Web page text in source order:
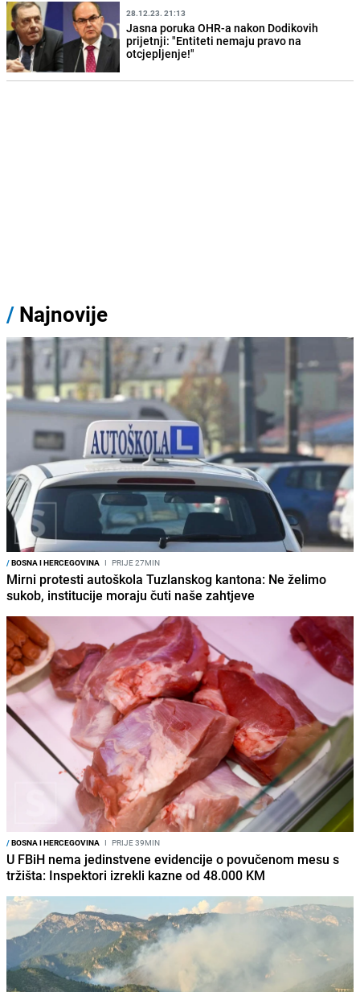
28.12.23. 21:13
Jasna poruka OHR-a nakon Dodikovih
prijetnji: "Entiteti nemaju pravo na
otcjepljenje!"
/ Najnovije
/BOSNA I HERCEGOVINA I PRIJE 27MIN
Mirni protesti autoškola Tuzlanskog kantona: Ne želimo
sukob, institucije moraju čuti naše zahtjeve
/BOSNA I HERCEGOVINA I PRIJE 39MIN
U FBiH nema jedinstvene evidencije o povučenom mesu s
tržišta: Inspektori izrekli kazne od 48.000 KM